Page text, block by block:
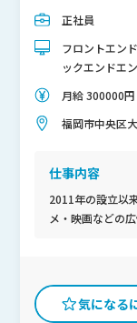
正社員
フロントエン
ックエンドエ
月給 300000
福岡市中央区
仕事内容
2011年の設立以
メ・映画などの
テム、ゲームな
会社都合のアサ
たいか」「どん